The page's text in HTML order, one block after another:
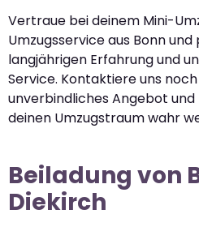
Vertraue bei deinem Mini-
Umzugsservice aus Bonn
langjährigen Erfahrung und
Service. Kontaktiere uns
unverbindliches Angebot und
deinen Umzugstraum wahr
Beiladung von
Diekirch